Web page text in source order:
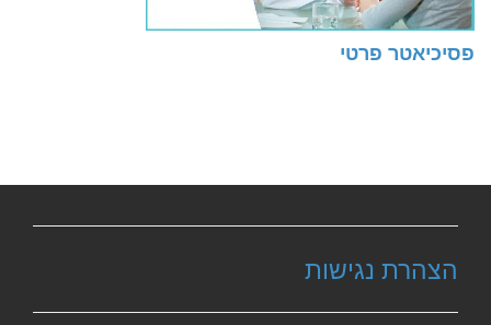
פסיכיאטר פרטי
הצהרת נגישות